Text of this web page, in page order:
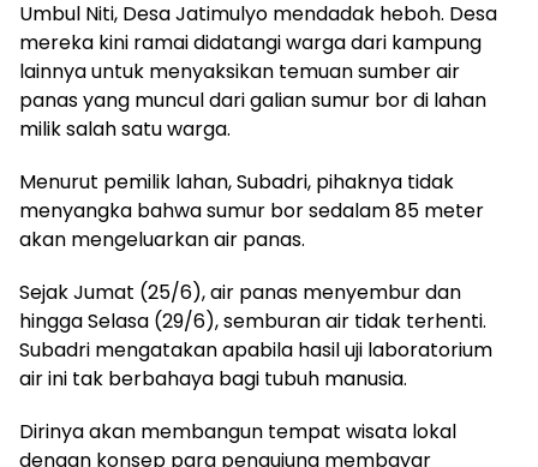
Umbul Niti, Desa Jatimulyo mendadak heboh. Desa
mereka kini ramai didatangi warga dari kampung
lainnya untuk menyaksikan temuan sumber air
panas yang muncul dari galian sumur bor di lahan
milik salah satu warga.
Menurut pemilik lahan, Subadri, pihaknya tidak
menyangka bahwa sumur bor sedalam 85 meter
akan mengeluarkan air panas.
Sejak Jumat (25/6), air panas menyembur dan
hingga Selasa (29/6), semburan air tidak terhenti.
Subadri mengatakan apabila hasil uji laboratorium
air ini tak berbahaya bagi tubuh manusia.
Dirinya akan membangun tempat wisata lokal
dengan konsep para pengujung membayar